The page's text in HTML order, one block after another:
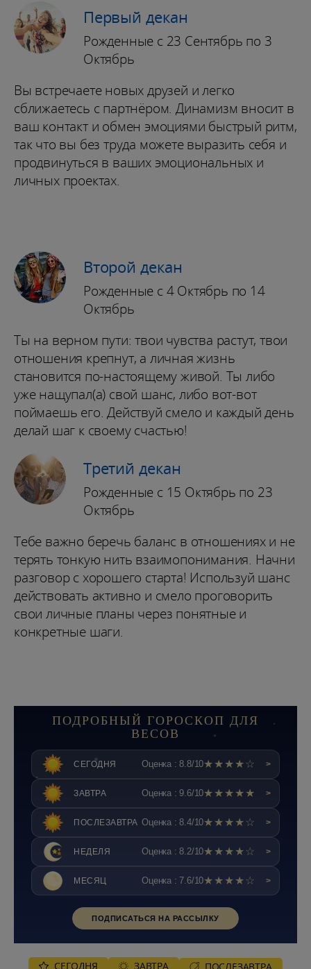
Первый декан
Рожденные с 23 Сентябрь по 3
Октябрь
Вы встречаете новых друзей и легко
сближаетесь с партнёром. Динамизм вносит в
ваш контакт и обмен эмоциями быстрый ритм,
так что вы без труда можете выразить себя и
продвинуться в ваших эмоциональных и
личных проектах.
Второй декан
Рожденные с 4 Октябрь по 14
Октябрь
Ты на верном пути: твои чувства растут, твои
отношения крепнут, а личная жизнь
становится по-настоящему живой. Ты либо
уже нащупал(а) свой шанс, либо вот-вот
поймаешь его. Действуй смело и каждый день
делай шаг к своему счастью!
Третий декан
Рожденные с 15 Октябрь по 23
Октябрь
Тебе важно беречь баланс в отношениях и не
терять тонкую нить взаимопонимания. Начни
разговор с хорошего старта! Используй шанс
действовать активно и смело проговорить
свои личные планы через понятные и
конкретные шаги.
ПОДРОБНЫЙ ГОРОСКОП ДЛЯ
ВЕСОВ
СЕГОДНЯ Оценка : 8.8/10★★★★☆ >
ЗАВТРА Оценка : 9.6/10★★★★★ >
ПОСЛЕЗАВТРА Оценка : 8.4/10★★★★☆ >
НЕДЕЛЯ Оценка : 8.2/10★★★★☆ >
МЕСЯЦ Оценка : 7.6/10★★★★☆ >
ПОДПИСАТЬСЯ НА РАССЫЛКУ
СЕГОДНЯ ЗАВТРА
ПОСЛЕЗАВТРА